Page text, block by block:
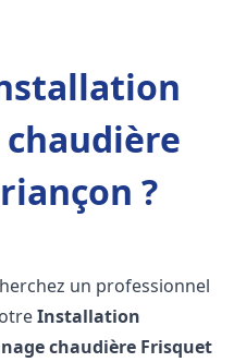
?
un professionnel
Installation
chaudière Frisquet